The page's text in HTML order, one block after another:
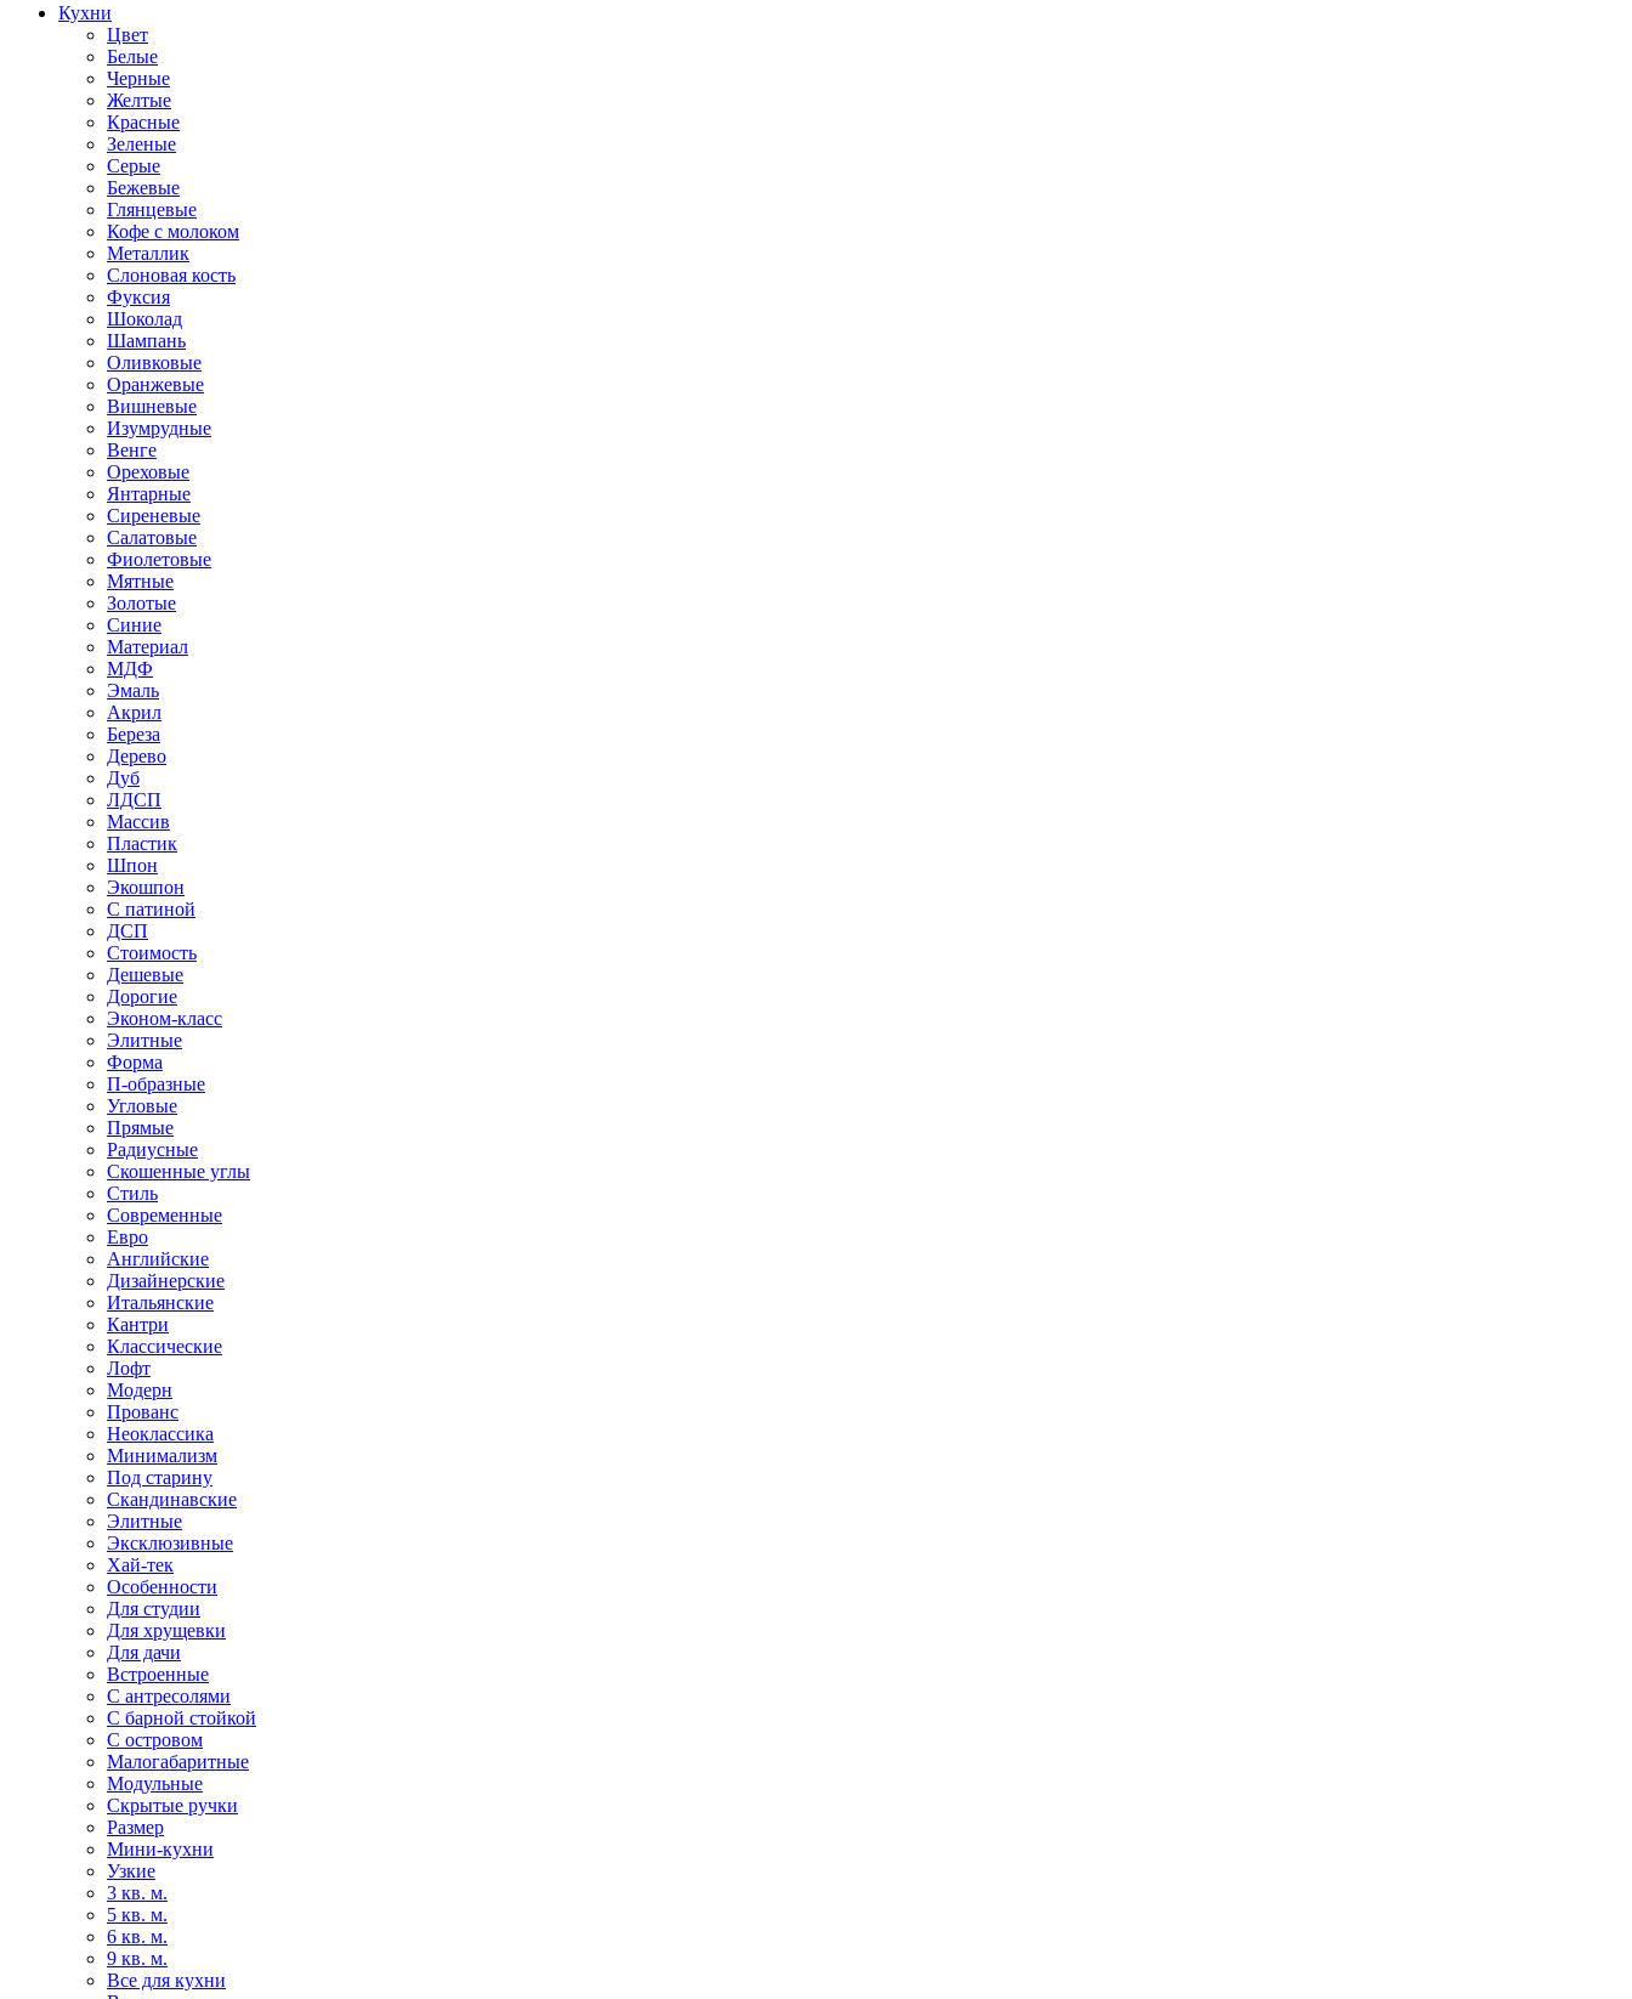
Кухни
Цвет
Белые
Черные
Желтые
Красные
Зеленые
Серые
Бежевые
Глянцевые
Кофе с молоком
Металлик
Слоновая кость
Фуксия
Шоколад
Шампань
Оливковые
Оранжевые
Вишневые
Изумрудные
Венге
Ореховые
Янтарные
Сиреневые
Салатовые
Фиолетовые
Мятные
Золотые
Синие
Материал
МДФ
Эмаль
Акрил
Береза
Дерево
Дуб
ЛДСП
Массив
Пластик
Шпон
Экошпон
С патиной
ДСП
Стоимость
Дешевые
Дорогие
Эконом-класс
Элитные
Форма
П-образные
Угловые
Прямые
Радиусные
Скошенные углы
Стиль
Современные
Евро
Английские
Дизайнерские
Итальянские
Кантри
Классические
Лофт
Модерн
Прованс
Неоклассика
Минимализм
Под старину
Скандинавские
Элитные
Эксклюзивные
Хай-тек
Особенности
Для студии
Для хрущевки
Для дачи
Встроенные
С антресолями
С барной стойкой
С островом
Малогабаритные
Модульные
Скрытые ручки
Размер
Мини-кухни
Узкие
3 кв. м.
5 кв. м.
6 кв. м.
9 кв. м.
Все для кухни